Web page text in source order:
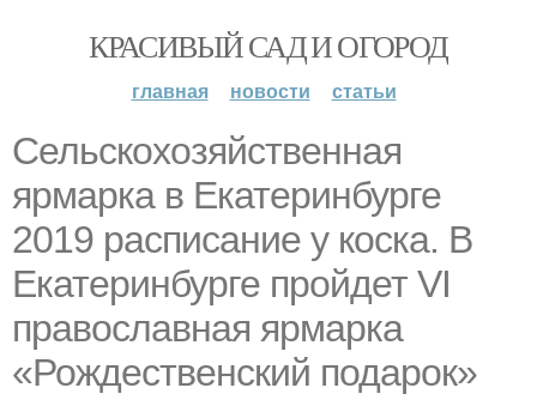
КРАСИВЫЙ САД И ОГОРОД
главная новости статьи
Сельскохозяйственная
ярмарка в Екатеринбурге
2019 расписание у коска. В
Екатеринбурге пройдет VI
православная ярмарка
«Рождественский подарок»